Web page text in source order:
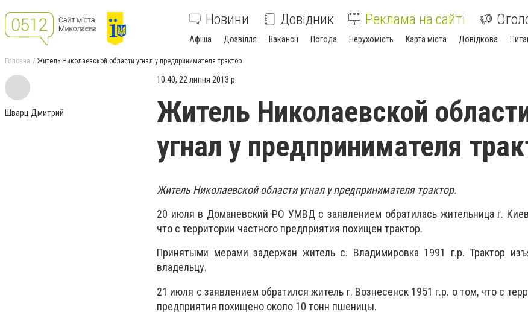
Новини Довідник Реклама на сайті
Афіша Дозвілля Вакансії Погода Нерухомість Карта міста Довідкова
Головна Житель Николаевской области угнал у предпринимателя трактор
Шварц Дмитрий
10:40, 22 липня 2013 р.
Житель Николаевской
угнал у предпринимателя
Житель Николаевской области угнал у предпринимателя трактор.
20 июля в Доманевский РО УМВД с заявлением обратилась жительница г.
что с территории частного предприятия похищен трактор.
Принятыми мерами задержан житель с. Владимировка 1991 г.р. Трактор
владельцу.
21 июля с заявлением обратился житель г. Вознесенск 1951 г.р. о том, что с
предприятия похищено около 10 тонн пшеницы.